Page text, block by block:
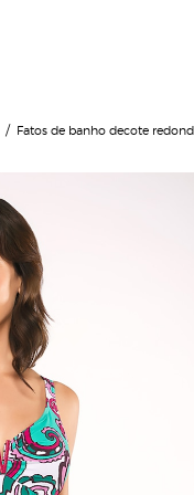
Fatos de banho decote